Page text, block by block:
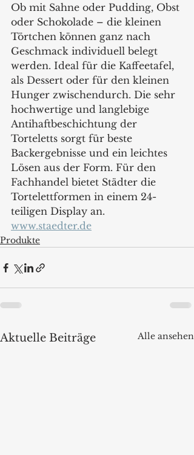
Ob mit Sahne oder Pudding, Obst
oder Schokolade – die kleinen
Törtchen können ganz nach
Geschmack individuell belegt
werden. Ideal für die Kaffeetafel,
als Dessert oder für den kleinen
Hunger zwischendurch. Die sehr
hochwertige und langlebige
Antihaftbeschichtung der
Torteletts sorgt für beste
Backergebnisse und ein leichtes
Lösen aus der Form. Für den
Fachhandel bietet Städter die
Tortelettformen in einem 24-
teiligen Display an.
www.staedter.de
Produkte
Aktuelle Beiträge Alle ansehen